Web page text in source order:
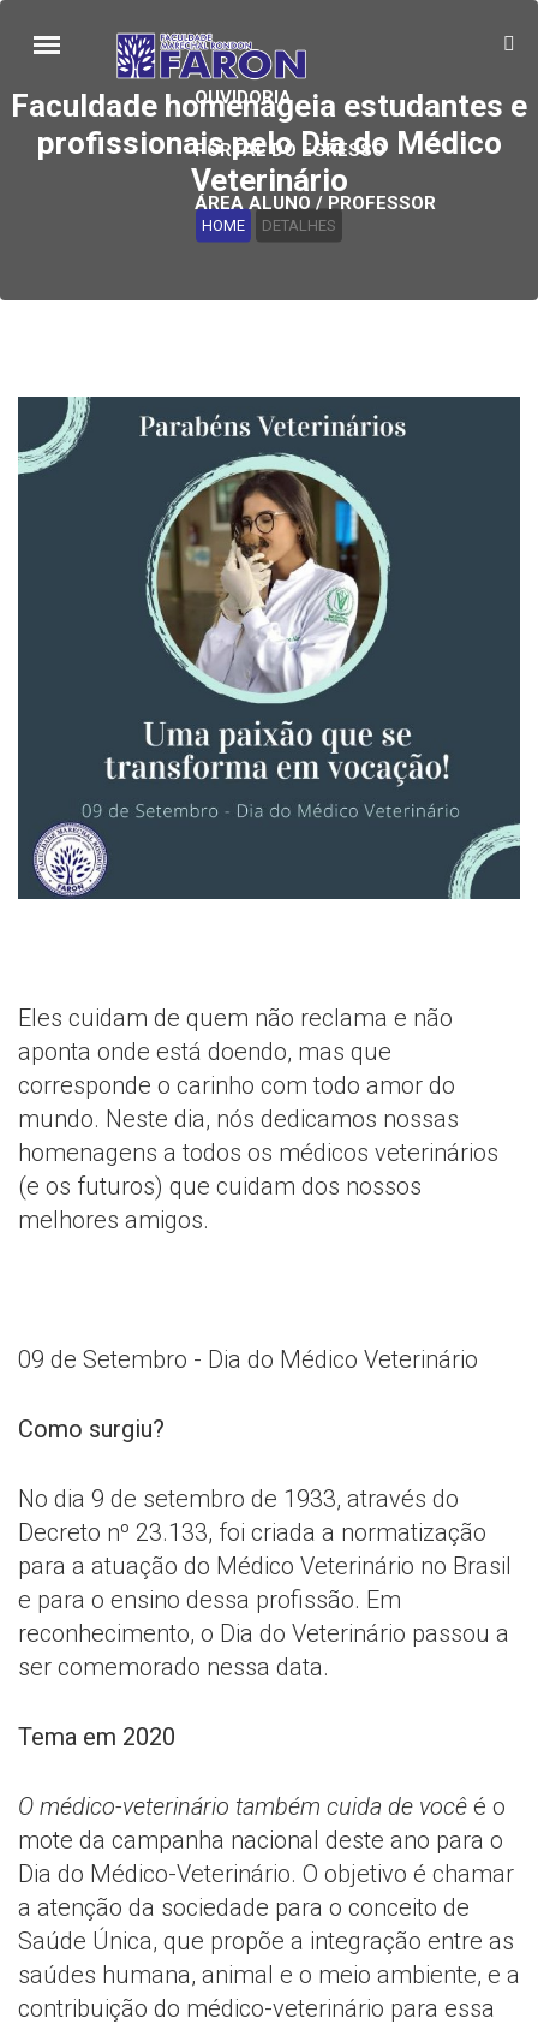
OUVIDORIA
PORTAL DO EGRESSO
ÁREA ALUNO / PROFESSOR
Faculdade homenageia estudantes e
profissionais pelo Dia do Médico
Veterinário
HOME DETALHES
Eles cuidam de quem não reclama e não
aponta onde está doendo, mas que
corresponde o carinho com todo amor do
mundo. Neste dia, nós dedicamos nossas
homenagens a todos os médicos veterinários
(e os futuros) que cuidam dos nossos
melhores amigos.
09 de Setembro - Dia do Médico Veterinário
Como surgiu?
No dia 9 de setembro de 1933, através do
Decreto nº 23.133, foi criada a normatização
para a atuação do Médico Veterinário no Brasil
e para o ensino dessa profissão. Em
reconhecimento, o Dia do Veterinário passou a
ser comemorado nessa data.
Tema em 2020
O médico-veterinário também cuida de você é o
mote da campanha nacional deste ano para o
Dia do Médico-Veterinário. O objetivo é chamar
a atenção da sociedade para o conceito de
Saúde Única, que propõe a integração entre as
saúdes humana, animal e o meio ambiente, e a
contribuição do médico-veterinário para essa